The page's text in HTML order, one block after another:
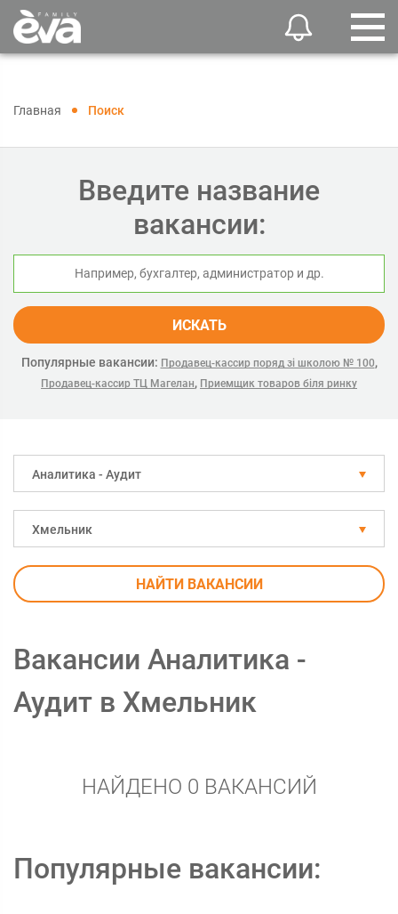
Главная Поиск
Введите название
вакансии:
ИСКАТЬ
Популярные вакансии: Продавец-кассир поряд зі школою № 100,
Продавец-кассир ТЦ Магелан, Приемщик товаров біля ринку
Аналитика - Аудит
Хмельник
НАЙТИ ВАКАНСИИ
Вакансии Аналитика -
Аудит в Хмельник
НАЙДЕНО 0 ВАКАНСИЙ
Популярные вакансии: